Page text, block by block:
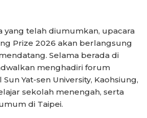
yang telah diumumkan, upacara
Prize 2026 akan berlangsung
Selama berada di
menghadiri forum
Yat-sen University, Kaohsiung,
sekolah menengah, serta
di Taipei.